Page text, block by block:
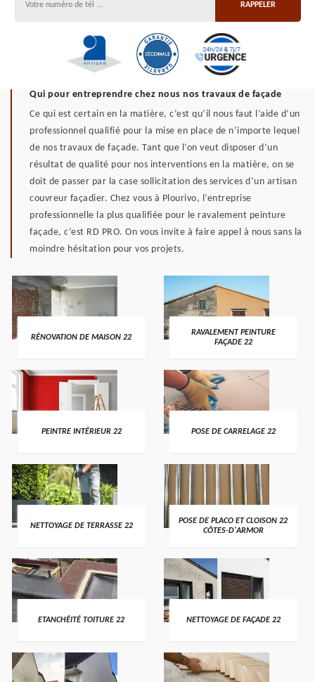
Qui pour entreprendre chez nous nos travaux de façade
Ce qui est certain en la matière, c’est qu’il nous faut l’aide d’un
professionnel qualifié pour la mise en place de n’importe lequel
de nos travaux de façade. Tant que l’on veut disposer d’un
résultat de qualité pour nos interventions en la matière, on se
doit de passer par la case sollicitation des services d’un artisan
couvreur façadier. Chez vous à Plourivo, l’entreprise
professionnelle la plus qualifiée pour le ravalement peinture
façade, c’est RD PRO. On vous invite à faire appel à nous sans la
moindre hésitation pour vos projets.
RÉNOVATION DE MAISON 22
RAVALEMENT PEINTURE
FAÇADE 22
PEINTRE INTÉRIEUR 22 POSE DE CARRELAGE 22
NETTOYAGE DE TERRASSE 22
POSE DE PLACO ET CLOISON 22
CÔTES-D'ARMOR
ETANCHÉITÉ TOITURE 22 NETTOYAGE DE FAÇADE 22